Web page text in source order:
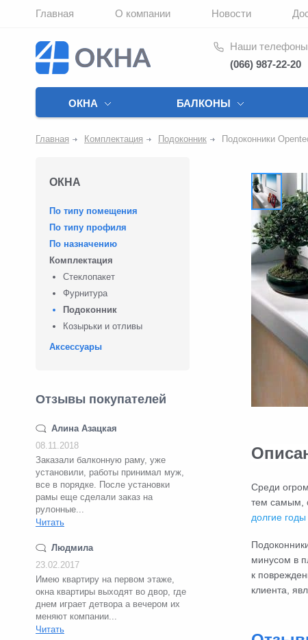
Главная О компании Новости
Наши телефоны
(066) 987-22-20
ОКНА БАЛКОНЫ
Главная Комплектация Подоконник Подоконники
ОКНА
По типу помещения
По типу профиля
По назначению
Комплектация
Стеклопакет
Фурнитура
Подоконник
Козырьки и отливы
Аксессуары
Отзывы покупателей
Алина Азацкая
08.11.2018
Заказали балконную раму, уже
установили, работы принимал муж,
все в порядке. После установки
рамы еще сделали заказ на
рулонные...
Читать
Людмила
23.02.2017
Имею квартиру на первом этаже,
окна квартиры выходят во двор, где
днем играет детвора а вечером их
меняют компании...
Читать
Среди
тем самым,
долгие годы
минусом в
к
клиента,